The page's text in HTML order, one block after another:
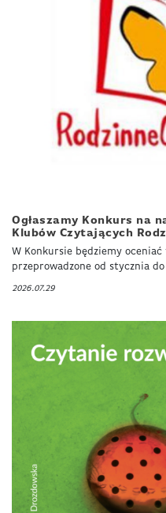
Ogłaszamy Konkurs na
Klubów Czytających
W Konkursie będziemy
przeprowadzone od stycznia
2026.07.29